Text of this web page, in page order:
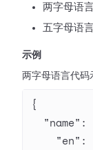
两字母语
五字母语
示例
两字母语言代码
{
  "name"
:
    "en"
: